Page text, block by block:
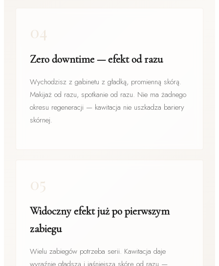
04
Zero downtime — efekt od razu
Wychodzisz z gabinetu z gładką, promienną skórą.
Makijaż od razu, spotkanie od razu. Nie ma żadnego
okresu regeneracji — kawitacja nie uszkadza bariery
skórnej.
05
Widoczny efekt już po pierwszym
zabiegu
Wielu zabiegów potrzeba serii. Kawitacja daje